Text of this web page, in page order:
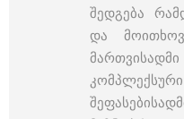
შედგება
და